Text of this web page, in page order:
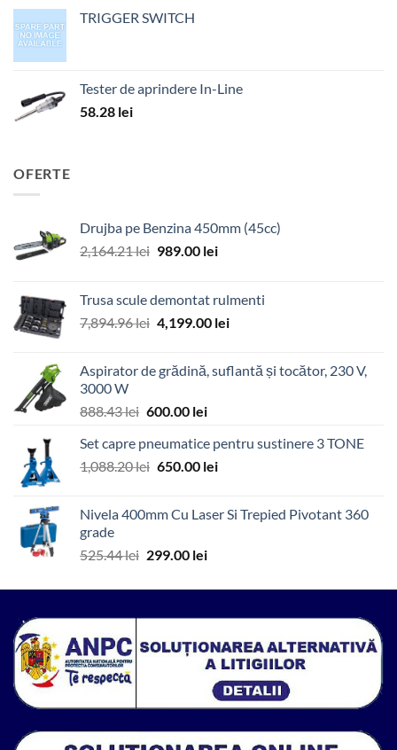
TRIGGER SWITCH
Tester de aprindere In-Line
58.28 lei
OFERTE
Drujba pe Benzina 450mm (45cc)
2,164.21lei Prețul
fost:
2,164.21 lei.
989.00 leiPrețul
989.00 lei.
Trusa scule demontat rulmenti
7,894.96lei Prețul
fost:
4,199.00 leiPrețul
4,199.00 lei.
Aspirator de grădină, suflantă și tocător, 230 V,
3000 W
888.43lei Prețul
a
fost:
600.00 leiPrețul
este:
600.00 lei.
Set capre pneumatice pentru sustinere 3 TONE
1,088.20lei Prețul
fost:
650.00 leiPrețul
650.00 lei.
Nivela 400mm Cu Laser Si Trepied Pivotant 360
grade
525.44lei Prețul
a
299.00 leiPrețul
este: